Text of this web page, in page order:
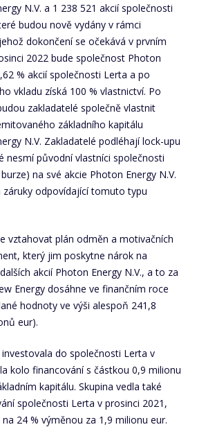
N.V. a 1 238 521 akcií společnosti
budou nově vydány v rámci
dokončení se očekává v prvním
2022 bude společnost Photon
% akcií společnosti Lerta a po
vkladu získá 100 % vlastnictví. Po
zakladatelé společně vlastnit
základního kapitálu
N.V. Zakladatelé podléhají lock-upu
nesmí původní vlastníci společnosti
na své akcie Photon Energy N.V.
záruky odpovídající tomuto typu
vztahovat plán odměn a motivačních
který jim poskytne nárok na
akcií Photon Energy N.V., a to za
Energy dosáhne ve finančním roce
hodnoty ve výši alespoň 241,8
eur).
do společnosti Lerta v
kolo financování s částkou 0,9 milionu
kapitálu. Skupina vedla také
společnosti Lerta v prosinci 2021,
24 % výměnou za 1,9 milionu eur.